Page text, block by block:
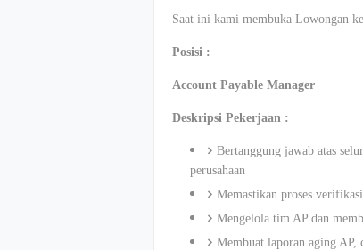
Saat ini kami membuka Lowongan
Posisi :
Account Payable Manager
Deskripsi Pekerjaan :
Bertanggung jawab atas
perusahaan
Memastikan proses
Mengelola tim AP dan
Membuat laporan aging AP,